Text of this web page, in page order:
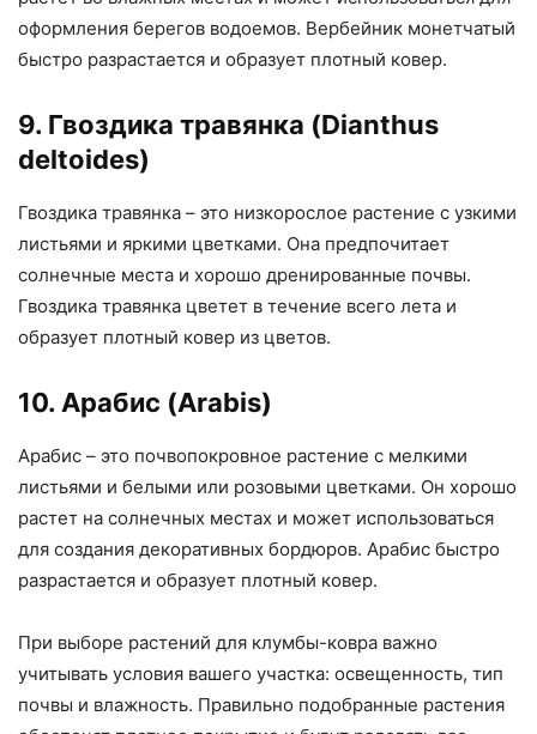
оформления берегов водоемов. Вербейник монетчатый
быстро разрастается и образует плотный ковер.
9. Гвоздика травянка (Dianthus
deltoides)
Гвоздика травянка – это низкорослое растение с узкими
листьями и яркими цветками. Она предпочитает
солнечные места и хорошо дренированные почвы.
Гвоздика травянка цветет в течение всего лета и
образует плотный ковер из цветов.
10. Арабис (Arabis)
Арабис – это почвопокровное растение с мелкими
листьями и белыми или розовыми цветками. Он хорошо
растет на солнечных местах и может использоваться
для создания декоративных бордюров. Арабис быстро
разрастается и образует плотный ковер.
При выборе растений для клумбы-ковра важно
учитывать условия вашего участка: освещенность, тип
почвы и влажность. Правильно подобранные растения